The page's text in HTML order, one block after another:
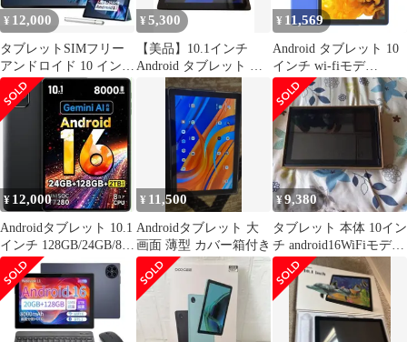
¥ 12,000
タブレットSIMフリー
アンドロイド 10 インチ
GMS認証 顔認証 8コア
¥5,300
​【美品】10.1インチ
Android タブレット 本
体 Wi-Fiモデル 32GB 付
属品多数
¥ 11,569
Android タブレット 10
インチ wi-fiモデ
ル,32GB+1TB TF拡
張,1280*800 IPS HD 画
面 ブルー
¥ 12,000
Androidタブレット 10.1
インチ 128GB/24GB/8コ
アCPU
¥ 11,500
Androidタブレット 大
画面 薄型 カバー箱付き
¥9,380
タブレット 本体 10イン
チ android16WiFiモデル
未使用品